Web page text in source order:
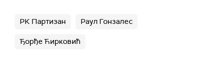
РК Партизан Раул Гонзалес
Ђорђе Ћирковић